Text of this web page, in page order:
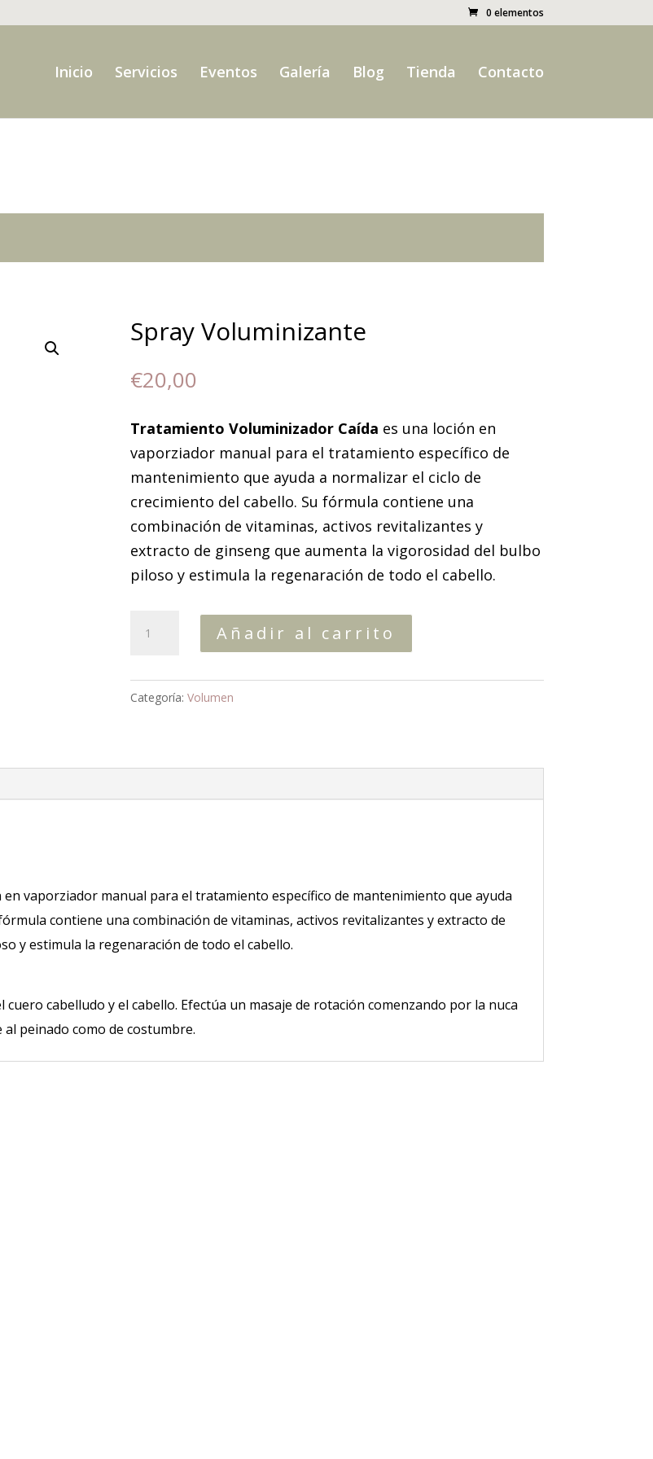
0 elementos
Inicio Servicios Eventos Galería Blog Tienda Contacto
Spray Voluminizante
€20,00
Tratamiento Voluminizador Caída es una loción en
vaporziador manual para el tratamiento específico de
mantenimiento que ayuda a normalizar el ciclo de
crecimiento del cabello. Su fórmula contiene una
combinación de vitaminas, activos revitalizantes y
extracto de ginseng que aumenta la vigorosidad del bulbo
piloso y estimula la regenaración de todo el cabello.
Voluminizante
Añadir al carrito
Categoría: Volumen
en vaporziador manual para el tratamiento específico de mantenimiento que ayuda
contiene una combinación de vitaminas, activos revitalizantes y extracto de
y estimula la regenaración de todo el cabello.
cabelludo y el cabello. Efectúa un masaje de rotación comenzando por la nuca
peinado como de costumbre.